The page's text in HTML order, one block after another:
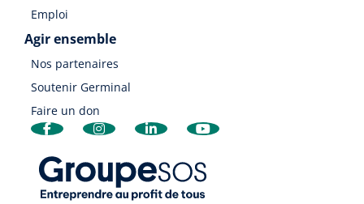
Emploi
Agir ensemble
Nos partenaires
Soutenir Germinal
Faire un don